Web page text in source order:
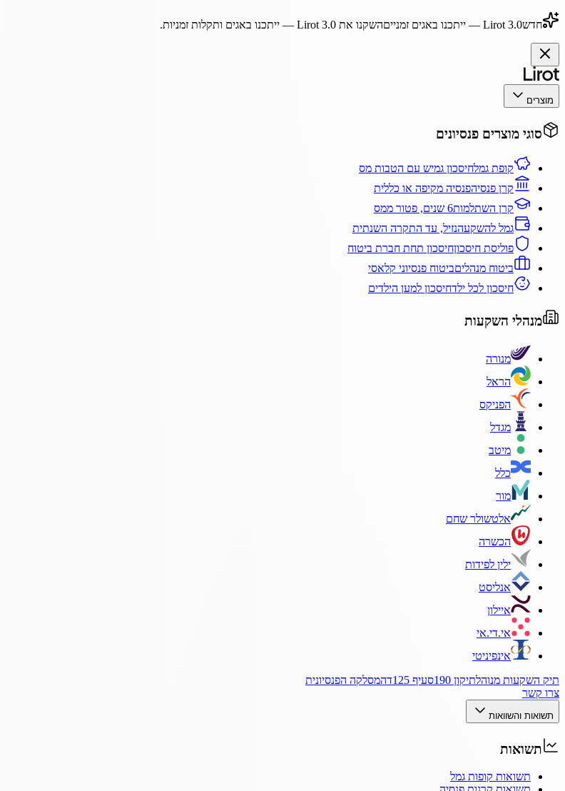
חדשLirot 3.0 — ייתכנו באגים זמנייםהשקנו את Lirot 3.0 — ייתכנו באגים ותקלות זמניות.
מוצרים
סוגי מוצרים פנסיונים
קופת גמלחיסכון גמיש עם הטבות מס
קרן פנסיהפנסיה מקיפה או כללית
קרן השתלמות6 שנים, פטור ממס
גמל להשקעהנזיל, עד התקרה השנתית
פוליסת חיסכוןחיסכון תחת חברת ביטוח
ביטוח מנהליםביטוח פנסיוני קלאסי
חיסכון לכל ילדחיסכון למען הילדים
מנהלי השקעות
מנורה
הראל
הפניקס
מגדל
מיטב
כלל
מור
אלטשולר שחם
הכשרה
ילין לפידות
אנליסט
איילון
אי.די.אי
אינפיניטי
תיק השקעות מנוהלתיקון 190 סעיף 125ד
המסלקה הפנסיונית
צרו קשר
תשואות והשוואות
תשואות
תשואות קופות גמל